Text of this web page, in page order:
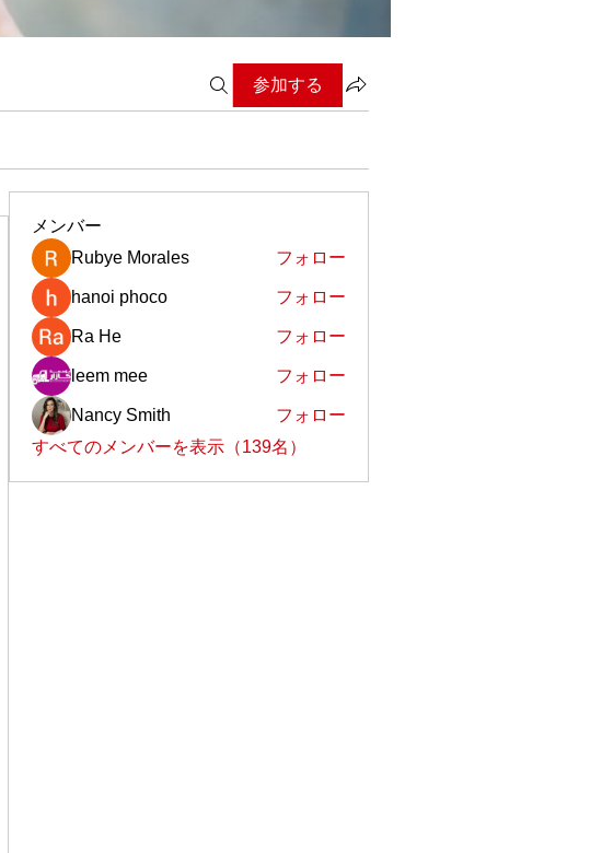
参加する
メンバー
Rubye Morales フォロー
hanoi phoco フォロー
Ra He フォロー
leem mee フォロー
Nancy Smith
フォロー
すべてのメンバーを表示（139名）